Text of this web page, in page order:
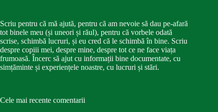
Scriu pentru că mă ajută, pentru că am nevoie să dau pe-afară
tot binele meu (și uneori și răul), pentru că vorbele odată
scrise, schimbă lucruri, și eu cred că le schimbă în bine. Scriu
despre copiii mei, despre mine, despre tot ce ne face viața
frumoasă. Încerc să ajut cu informații bine documentate, cu
simțăminte și experiențele noastre, cu lucruri și stări.
Cele mai recente comentarii